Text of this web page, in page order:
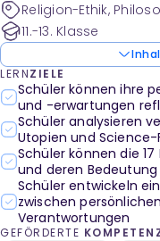
Religion-Ethik,
11.-13. Klasse
LERNZIELE
Schüler können ihre
und -erwartungen
Schüler analysieren
Utopien und
Schüler können die
und deren
Schüler entwickeln
zwischen
Verantwortungen
GEFÖRDERTE